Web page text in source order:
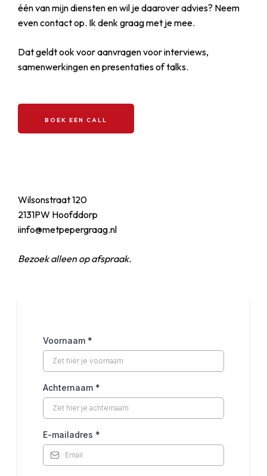
één van mijn diensten en wil je daarover advies? Neem
even contact op. Ik denk graag met je mee.
Dat geldt ook voor aanvragen voor interviews,
samenwerkingen en presentaties of talks.
BOEK EEN CALL
Wilsonstraat 120
2131PW Hoofddorp
iinfo@metpepergraag.nl
Bezoek alleen op afspraak.
Voornaam *
Achternaam *
E-mailadres *